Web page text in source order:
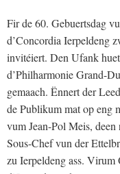
Fir de 60. Gebuertsdag
d’Concordia Ierpeldeng
invitéiert. Den Ufank
d’Philharmonie Grand-
gemaach. Ënnert der
de Publikum mat op eng
vum Jean-Pol Meis,
Sous-Chef vun der
zu Ierpeldeng ass. Virum